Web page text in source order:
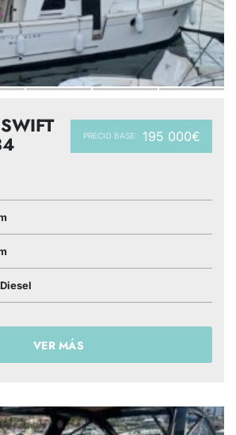
PRECIO BASE: 195 000€
Diesel
VER MÁS